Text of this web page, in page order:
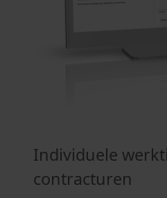
Individuele
contracturen